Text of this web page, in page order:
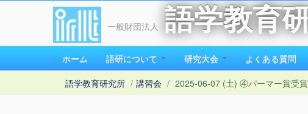
一般財団法人 語学教育
ホーム 語研について 研究大会 よくある質問
語学教育研究所 / 講習会 / 2025-06-07 (土) ④パーマー賞受賞